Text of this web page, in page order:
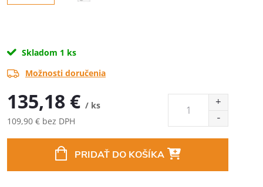
Skladom 1 ks
Možnosti doručenia
135,18 € / ks
109,90 € bez DPH
PRIDAŤ DO KOŠÍKA